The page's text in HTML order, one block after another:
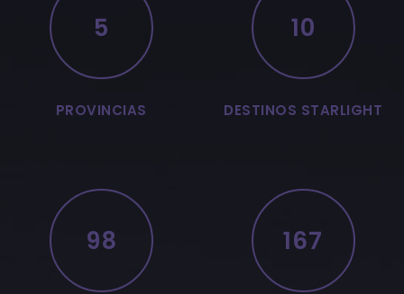
5
PROVINCIAS
10
DESTINOS STARLIGHT
98 167